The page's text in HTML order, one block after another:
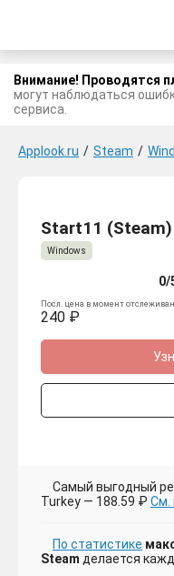
Внимание! Проводятся
могут наблюдаться
сервиса.
Applook.ru / Steam /
Start11 (Steam)
Windows
Посл. цена в момент
240 ₽
Самый выгодный
Turkey — 188.59 ₽ См.
По статистике
Steam делается